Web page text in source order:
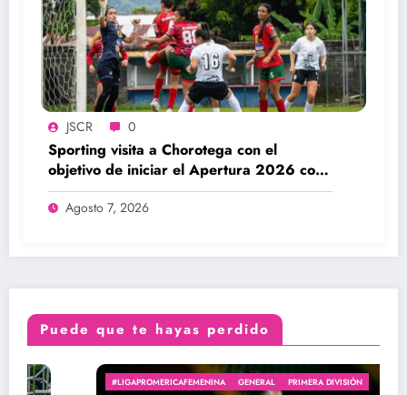
JSCR 0
Sporting visita a Chorotega con el
objetivo de iniciar el Apertura 2026 con
una victoria
Agosto 7, 2026
Puede que te hayas perdido
#LIGAPROMERICAFEMENINA GENERAL PRIMERA DIVISIÓN